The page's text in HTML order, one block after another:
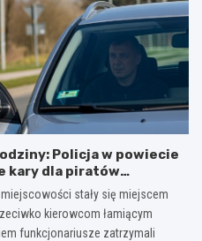
Policja w powiecie
kary dla piratów
stały się miejscem
kierowcom łamiącym
funkcjonariusze zatrzymali